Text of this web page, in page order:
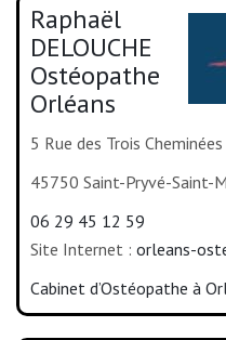
Raphaël
DELOUCHE
Ostéopathe
Orléans
5 Rue des Trois Cheminées
45750 Saint-Pryvé-Saint-
06 29 45 12 59
Site Internet : orleans-
Cabinet d’Ostéopathe à